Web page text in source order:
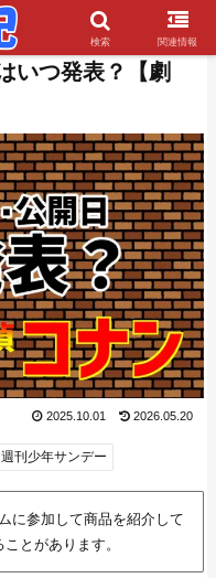
いつ発表？【劇
2025.10.01 2026.05.20
週刊少年サンデー
に参加して商品を紹介して
とがあります。
検索 関連情報